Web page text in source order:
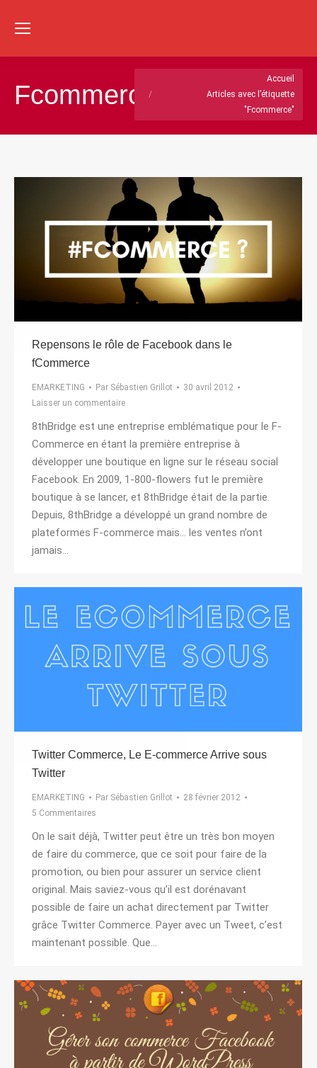
:
Fcommerce
Accueil
Articles avec l’étiquette
"Fcommerce"
Repensons le rôle de Facebook dans le
fCommerce
EMARKETING Par Sébastien Grillot
30 avril 2012
Laisser un commentaire
8thBridge est une entreprise emblématique pour le F-
Commerce en étant la première entreprise à
développer une boutique en ligne sur le réseau social
Facebook. En 2009, 1-800-flowers fut le première
boutique à se lancer, et 8thBridge était de la partie.
Depuis, 8thBridge a développé un grand nombre de
plateformes F-commerce mais… les ventes n’ont
jamais…
Twitter Commerce, Le E-commerce Arrive sous
Twitter
EMARKETING Par Sébastien Grillot
28 février 2012
5 Commentaires
On le sait déjà, Twitter peut être un très bon moyen
de faire du commerce, que ce soit pour faire de la
promotion, ou bien pour assurer un service client
original. Mais saviez-vous qu’il est dorénavant
possible de faire un achat directement par Twitter
grâce Twitter Commerce. Payer avec un Tweet, c’est
maintenant possible. Que…